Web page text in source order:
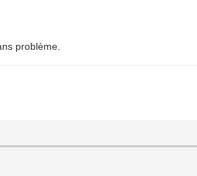
problème.